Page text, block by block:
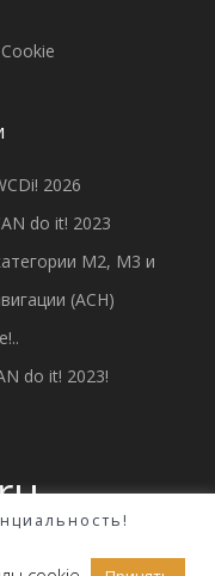
2026
do it! 2023
М2, М3 и
(АСН)
do it! 2023!